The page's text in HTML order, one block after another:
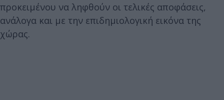
προκειμένου να ληφθούν οι τελικές αποφάσεις,
ανάλογα και με την επιδημιολογική εικόνα της
χώρας.